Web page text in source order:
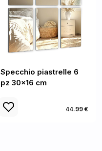
Specchio piastrelle 6
pz 30x16 cm
44.99 €